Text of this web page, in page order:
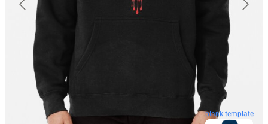
blank template